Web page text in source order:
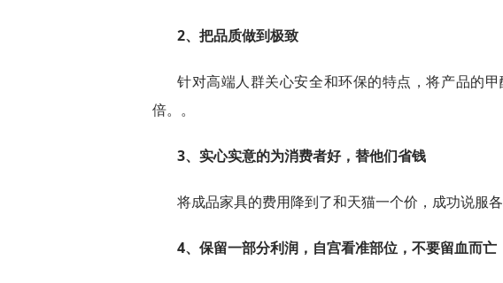
2、把品质做到极致
针对高端人群关心安全和环保的特点，将产品的
倍。。
3、实心实意的为消费者好，替他们省钱
将成品家具的费用降到了和天猫一个价，成功说服
4、保留一部分利润，自宫看准部位，不要留血而亡